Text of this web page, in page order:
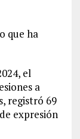
que ha
el
a
registró 69
expresión